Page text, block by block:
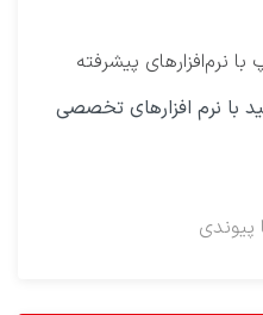
نرم‌افزارهای پیشرفته
با نرم افزارهای تخصصی